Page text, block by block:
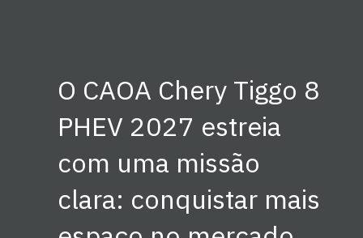
O CAOA Chery Tiggo 8
PHEV 2027 estreia
com uma missão
clara: conquistar mais